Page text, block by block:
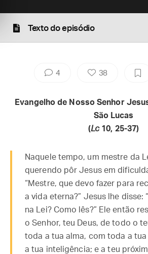
Texto do episódio
4 38
Evangelho de Nosso Senhor
São Lucas
(Lc10, 25-37)
Naquele tempo, um mestre da
querendo pôr Jesus em
“Mestre, que devo fazer para
a vida eterna?” Jesus lhe disse:
na Lei? Como lês?” Ele então
o Senhor, teu Deus, de todo o
toda a tua alma, com toda a
a tua inteligência; e a teu